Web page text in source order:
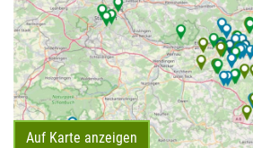
Auf Karte anzeigen